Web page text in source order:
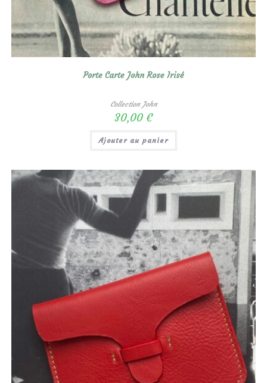
Porte Carte John Rose Irisé
Collection John
30,00 €
Ajouter au panier